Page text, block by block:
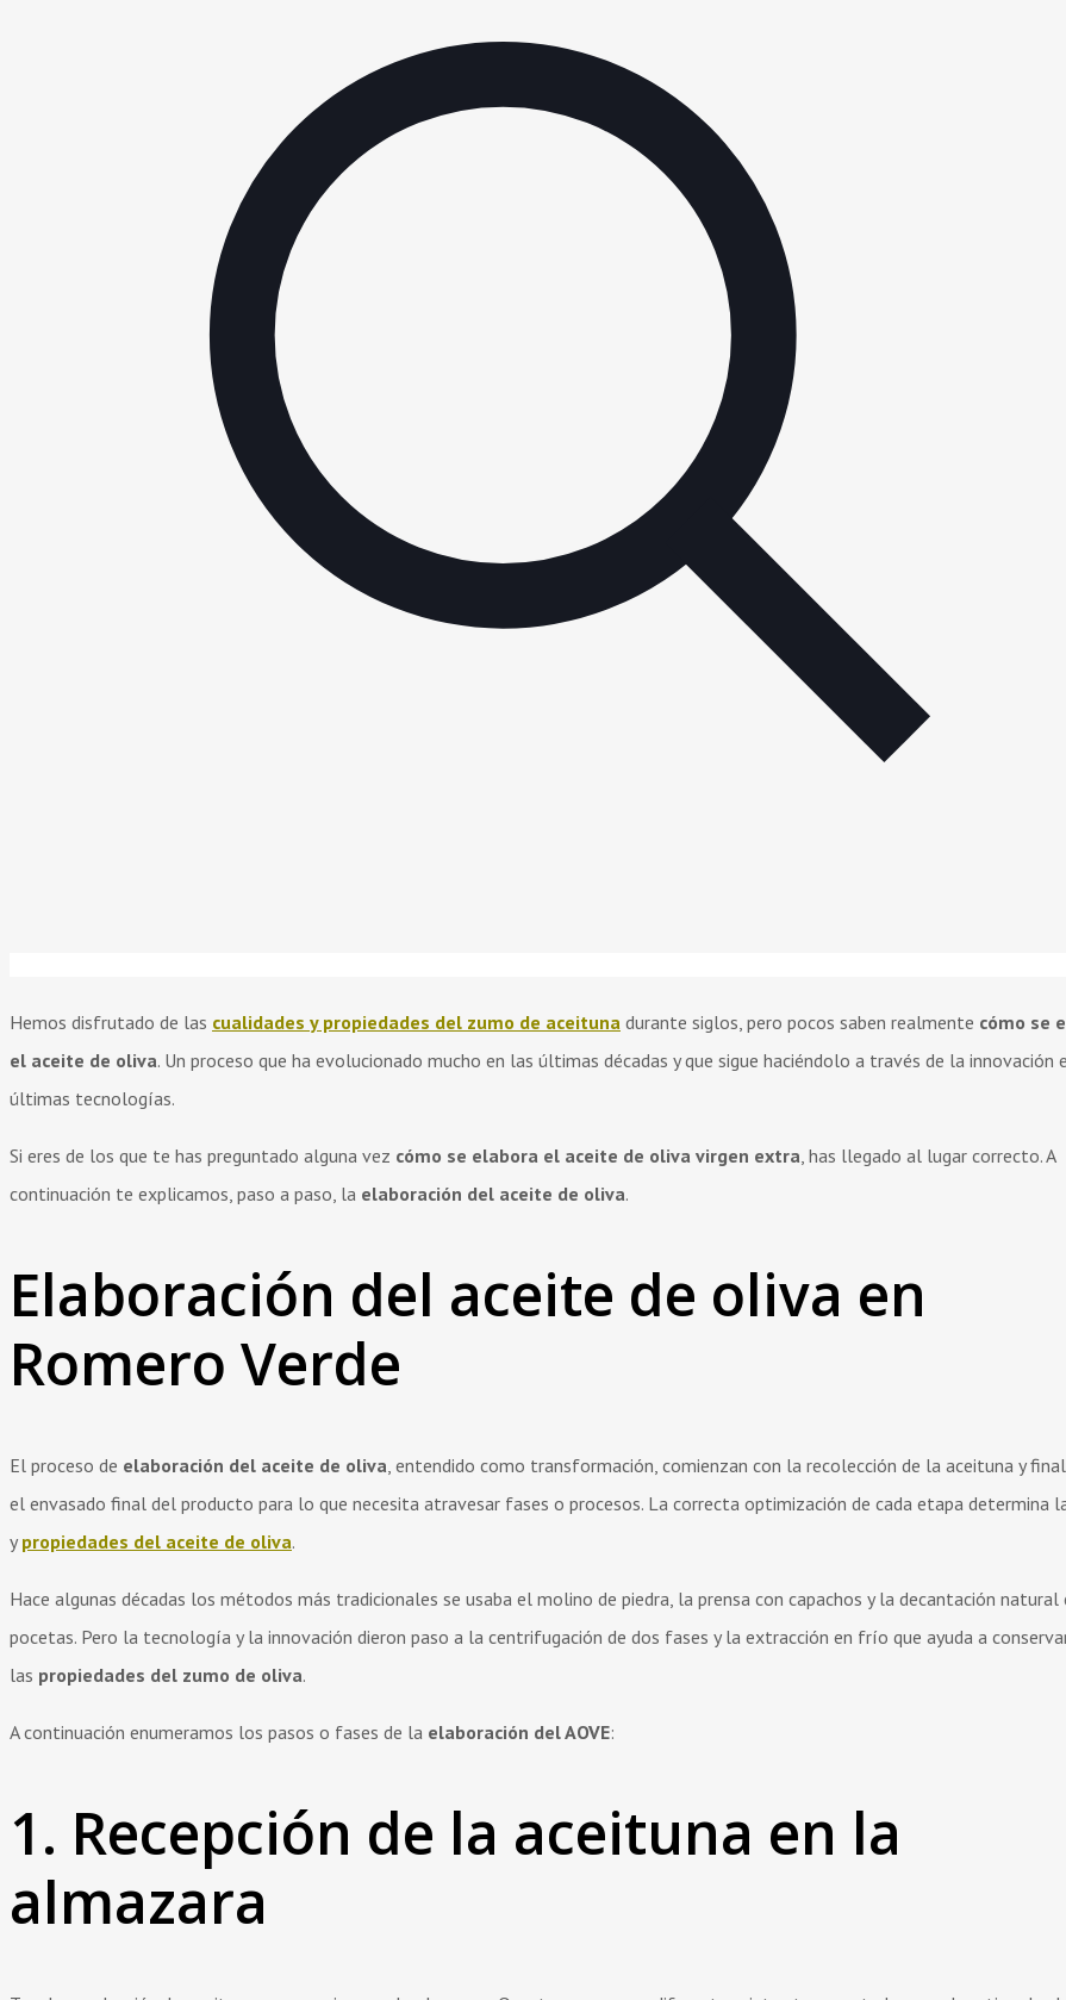
Hemos disfrutado de las cualidades y propiedades del zumo de aceituna durante siglos, pero pocos saben realmente cómo se
el aceite de oliva. Un proceso que ha evolucionado mucho en las últimas décadas y que sigue haciéndolo a través de la innovación
últimas tecnologías.
Si eres de los que te has preguntado alguna vez cómo se elabora el aceite de oliva virgen extra, has llegado al lugar correcto. A
continuación te explicamos, paso a paso, la elaboración del aceite de oliva.
Elaboración del aceite de oliva en
Romero Verde
El proceso de elaboración del aceite de oliva , entendido como transformación, comienzan con la recolección de la aceituna y
el envasado final del producto para lo que necesita atravesar fases o procesos. La correcta optimización de cada etapa determina
y propiedades del aceite de oliva.
Hace algunas décadas los métodos más tradicionales se usaba el molino de piedra, la prensa con capachos y la decantación natural
pocetas. Pero la tecnología y la innovación dieron paso a la centrifugación de dos fases y la extracción en frío que ayuda a
las propiedades del zumo de oliva.
A continuación enumeramos los pasos o fases de la elaboración del AOVE:
1. Recepción de la aceituna en la
almazara